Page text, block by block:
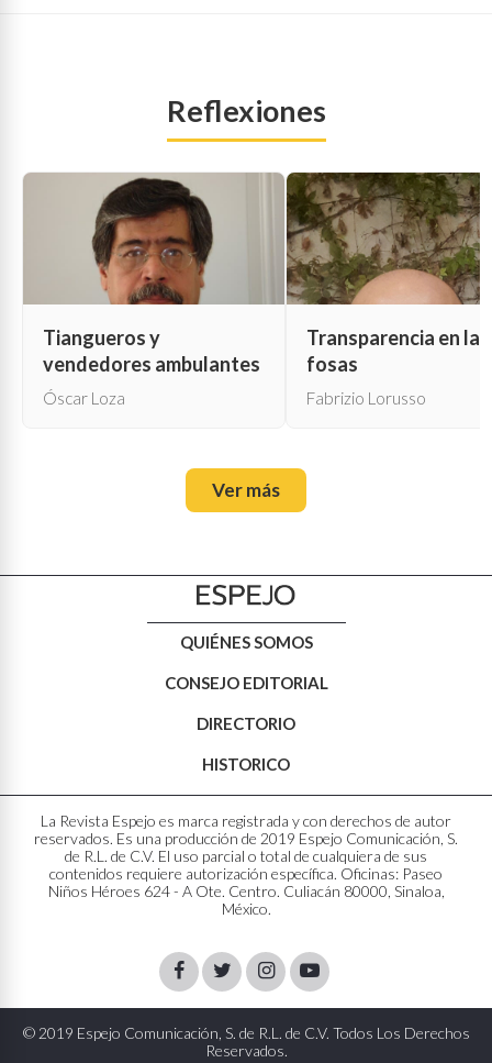
Reflexiones
Tiangueros y
vendedores ambulantes
Óscar Loza
Transparencia en las
fosas
Fabrizio Lorusso
Ver más
QUIÉNES SOMOS
CONSEJO EDITORIAL
DIRECTORIO
HISTORICO
La Revista Espejo es marca registrada y con derechos de autor
reservados. Es una producción de 2019 Espejo Comunicación, S.
de R.L. de C.V. El uso parcial o total de cualquiera de sus
contenidos requiere autorización específica. Oficinas: Paseo
Niños Héroes 624 - A Ote. Centro. Culiacán 80000, Sinaloa,
México.
FacebookTwitterInstagram
Youtube
© 2019 Espejo Comunicación, S. de R.L. de C.V. Todos Los Derechos
Reservados.